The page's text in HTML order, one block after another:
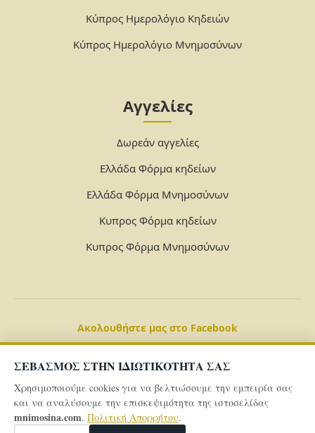
ΣΕΒΑΣΜΟΣ ΣΤΗΝ ΙΔΙΩΤΙΚΟΤΗΤΑ ΣΑΣ
Χρησιμοποιούμε cookies για να βελτιώσουμε την εμπειρία σας
και να αναλύσουμε την επισκεψιμότητα της ιστοσελίδας
mnimosina.com. Πολιτική Απορρήτου.
Κύπρος Ημερολόγιο Κηδειών
Κύπρος Ημερολόγιο Μνημοσύνων
Αγγελίες
Δωρεάν αγγελίες
Ελλάδα Φόρμα κηδείων
Ελλάδα Φόρμα Μνημοσύνων
Κυπρος Φόρμα κηδείων
Κυπρος Φόρμα Μνημοσύνων
Ακολουθήστε μας στο Facebook